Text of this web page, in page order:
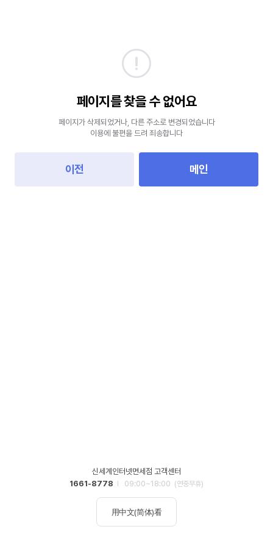
페이지를 찾을 수 없어요
페이지가 삭제되었거나, 다른 주소로 변경되었습니다
이용에 불편을 드려 죄송합니다
이전 메인
신세계인터넷면세점 고객센터
1661-8778
09:00~18:00 (연중무휴)
用中文(简体)看